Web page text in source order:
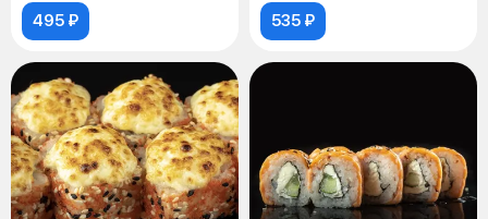
495 ₽ 535 ₽